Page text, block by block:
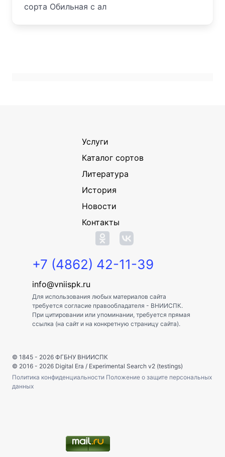
сорта Обильная с ал
Услуги
Каталог сортов
Литература
История
Новости
Контакты
+7 (4862) 42-11-39
info@vniispk.ru
Для использования любых материалов сайта
требуется согласие правообладателя - ВНИИСПК.
При цитировании или упоминании, требуется прямая
ссылка (на сайт и на конкретную страницу сайта).
© 1845 - 2026 ФГБНУ ВНИИСПК
© 2016 - 2026 Digital Era / Experimental Search v2 (testings)
Политика конфиденциальности Положение о защите персональных
данных